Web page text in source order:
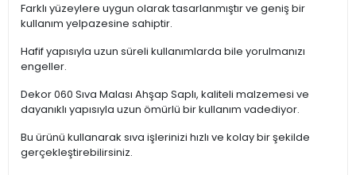
Farklı yüzeylere uygun olarak tasarlanmıştır ve geniş bir
kullanım yelpazesine sahiptir.
Hafif yapısıyla uzun süreli kullanımlarda bile yorulmanızı
engeller.
Dekor 060 Sıva Malası Ahşap Saplı, kaliteli malzemesi ve
dayanıklı yapısıyla uzun ömürlü bir kullanım vadediyor.
Bu ürünü kullanarak sıva işlerinizi hızlı ve kolay bir şekilde
gerçekleştirebilirsiniz.